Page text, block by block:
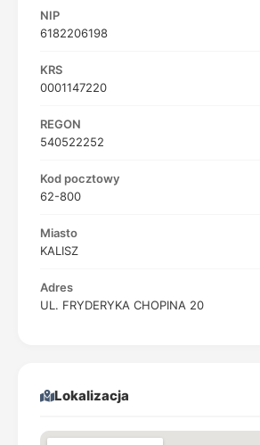
NIP
6182206198
KRS
0001147220
REGON
540522252
Kod pocztowy
62-800
Miasto
KALISZ
Adres
UL. FRYDERYKA CHOPINA 20
Lokalizacja